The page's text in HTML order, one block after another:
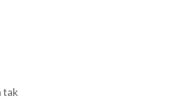
tak